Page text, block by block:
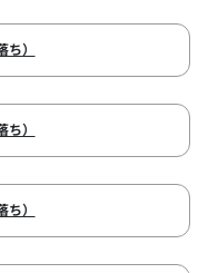
）
）
）